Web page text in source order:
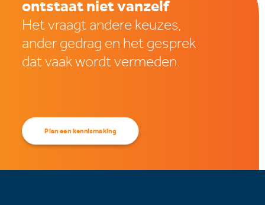
ontstaat niet vanzelf
Het vraagt andere keuzes,
ander gedrag en het gesprek
dat vaak wordt vermeden.
Plan een kennismaking